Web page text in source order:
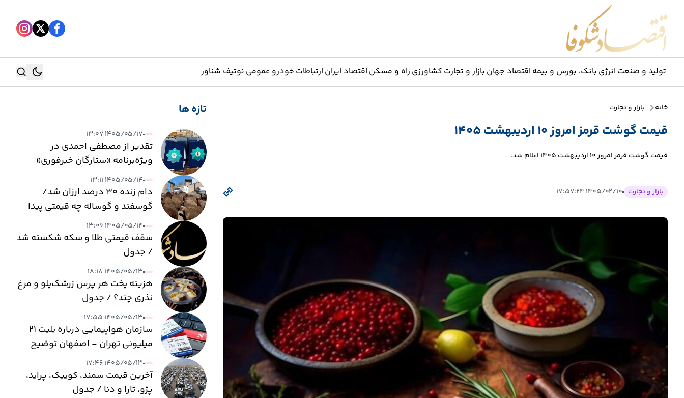
تولید و صنعت انرژی بانک، بورس و بیمه اقتصاد جهان بازار و تجارت کشاورزی راه و مسکن اقتصاد ایران ارتباطات خودرو عمومی نوتیف شناور
جستجو
خانه بازار و تجارت
قیمت گوشت قرمز امروز ۱۰ اردیبهشت ۱۴۰۵
قیمت گوشت قرمز امروز ۱۰ اردیبهشت ۱۴۰۵ اعلام شد.
بازار و تجارت ۱۴۰۵/۰۲/۱۰ ۱۷:۵۷:۲۴
تازه ها
۱۴۰۵/۰۵/۱۷ ۱۳:۰۷
تقدیر از مصطفی احمدی در
ویژه‌برنامه «ستارگان خبرفوری»
۱۴۰۵/۰۵/۱۴ ۱۳:۱۱
دام زنده ۳۰ درصد ارزان شد/
گوسفند و گوساله چه قیمتی پیدا
کرد؟
۱۴۰۵/۰۵/۱۴ ۱۳:۰۶
سقف قیمتی طلا و سکه شکسته شد
/ جدول
۱۴۰۵/۰۵/۱۳ ۱۸:۱۸
هزینه پخت هر پرس زرشک‌پلو و مرغ
نذری چند؟ / جدول
۱۴۰۵/۰۵/۱۳ ۱۷:۵۵
سازمان هواپیمایی درباره بلیت ۲۱
میلیونی تهران - اصفهان توضیح
داد۱۴۰۵/۰۵/۱۳ ۱۷:۴۶
آخرین قیمت سمند، کوییک، پراید،
پژو، تارا و دنا / جدول